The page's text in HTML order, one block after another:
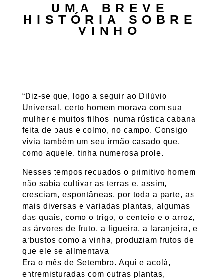
UMA BREVE
HISTÓRIA SOBRE
VINHO
“Diz-se que, logo a seguir ao Dilúvio
Universal, certo homem morava com sua
mulher e muitos filhos, numa rústica cabana
feita de paus e colmo, no campo. Consigo
vivia também um seu irmão casado que,
como aquele, tinha numerosa prole.
Nesses tempos recuados o primitivo homem
não sabia cultivar as terras e, assim,
cresciam, espontâneas, por toda a parte, as
mais diversas e variadas plantas, algumas
das quais, como o trigo, o centeio e o arroz,
as árvores de fruto, a figueira, a laranjeira, e
arbustos como a vinha, produziam frutos de
que ele se alimentava.
Era o mês de Setembro. Aqui e acolá,
entremisturadas com outras plantas,